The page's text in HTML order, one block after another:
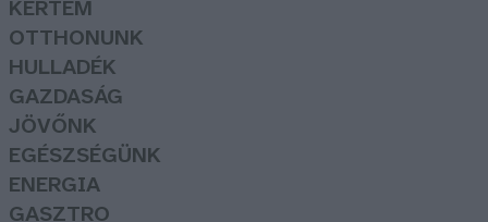
KERTEM
OTTHONUNK
HULLADÉK
GAZDASÁG
JÖVŐNK
EGÉSZSÉGÜNK
ENERGIA
GASZTRO